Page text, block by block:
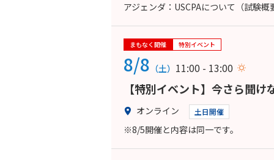
アジェンダ：USCPAについて（試験
まもなく開催 特別イベント
8/8 （土） 11:00 - 13:00
【特別イベント】今さら聞
オンライン 土日開催
※8/5開催と内容は同一です。